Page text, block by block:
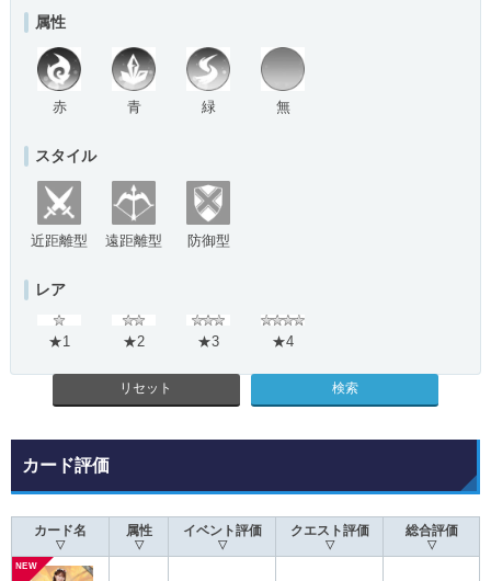
属性
赤 青 緑 無
スタイル
近距離型 遠距離型 防御型
レア
★1 ★2 ★3 ★4
リセット
カード評価
カード名
▽
属性
▽
イベント評価
▽
クエスト評価
▽
総合評価
▽